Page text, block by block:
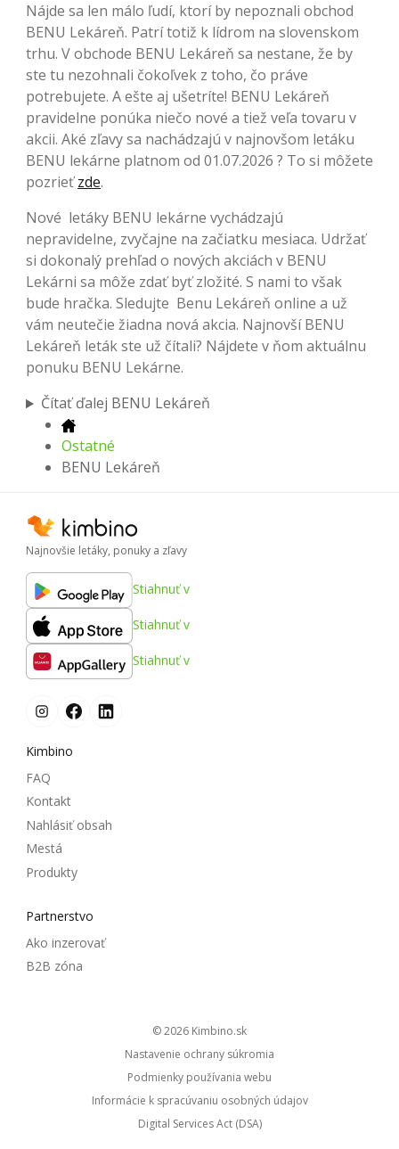
Nájde sa len málo ľudí, ktorí by nepoznali obchod
BENU Lekáreň. Patrí totiž k lídrom na slovenskom
trhu. V obchode BENU Lekáreň sa nestane, že by
ste tu nezohnali čokoľvek z toho, čo práve
potrebujete. A ešte aj ušetríte! BENU Lekáreň
pravidelne ponúka niečo nové a tiež veľa tovaru v
akcii. Aké zľavy sa nachádzajú v najnovšom letáku
BENU lekárne platnom od 01.07.2026 ? To si môžete
pozrieťzde.
Nové letáky BENU lekárne vychádzajú
nepravidelne, zvyčajne na začiatku mesiaca. Udržať
si dokonalý prehľad o nových akciách v BENU
Lekárni sa môže zdať byť zložité. S nami to však
bude hračka. Sledujte Benu Lekáreň online a už
vám neutečie žiadna nová akcia. Najnovší BENU
Lekáreň leták ste už čítali? Nájdete v ňom aktuálnu
ponuku BENU Lekárne.
Čítať ďalej BENU Lekáreň
Ostatné
BENU Lekáreň
Najnovšie letáky, ponuky a zľavy
Stiahnuť v
Stiahnuť v
Stiahnuť v
Kimbino
FAQ
Kontakt
Nahlásiť obsah
Mestá
Produkty
Partnerstvo
Ako inzerovať
B2B zóna
© 2026
kimbino.sk
Nastavenie ochrany súkromia
Podmienky používania webu
Informácie k spracúvaniu osobných údajov
Digital Services Act (DSA)